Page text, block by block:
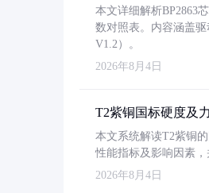
本文详细解析BP2863
数对照表。内容涵盖
V1.2）。
2026年8月4日
T2紫铜国标硬度及
本文系统解读T2紫铜
性能指标及影响因素
2026年8月4日